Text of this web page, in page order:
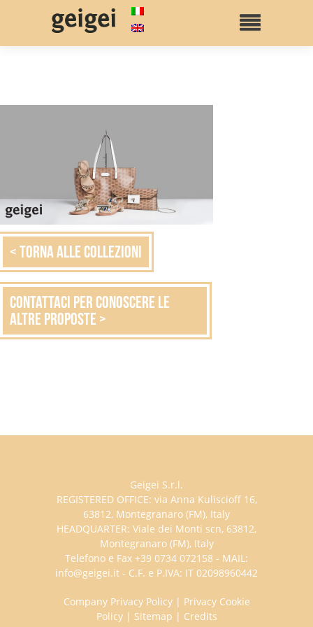
< Torna alle collezioni
Contattaci per conoscere le
altre proposte >
Geigei S.r.l.
REGISTERED OFFICE: via Anna Kuliscioff 16,
63812, Montegranaro (FM), Italy
HEADQUARTER: Viale dei Monti scn, 63812,
Montegranaro (FM), Italy
Telefono e Fax +39 0734 072158 - MAIL:
info@geigei.it - C.F. e P.IVA: IT 02098960442
Company Privacy Policy| Privacy Cookie
Policy| Sitemap | Credits